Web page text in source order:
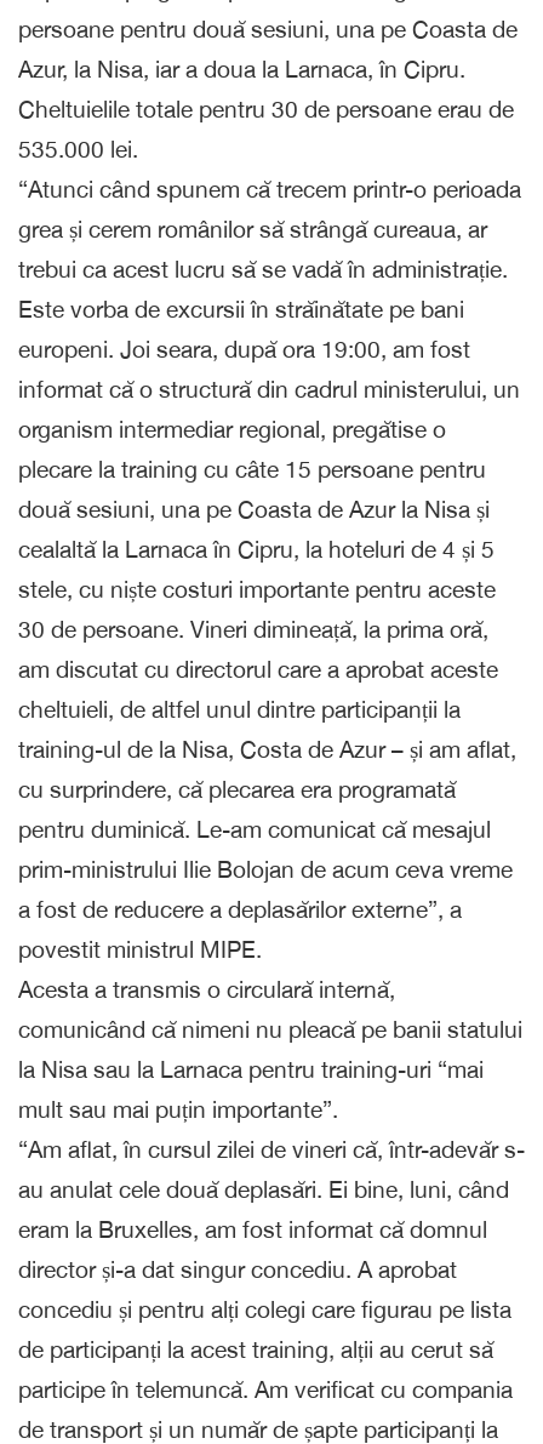
persoane pentru două sesiuni, una pe Coasta de
Azur, la Nisa, iar a doua la Larnaca, în Cipru.
Cheltuielile totale pentru 30 de persoane erau de
535.000 lei.
“Atunci când spunem că trecem printr-o perioada
grea și cerem românilor să strângă cureaua, ar
trebui ca acest lucru să se vadă în administrație.
Este vorba de excursii în străinătate pe bani
europeni. Joi seara, după ora 19:00, am fost
informat că o structură din cadrul ministerului, un
organism intermediar regional, pregătise o
plecare la training cu câte 15 persoane pentru
două sesiuni, una pe Coasta de Azur la Nisa și
cealaltă la Larnaca în Cipru, la hoteluri de 4 și 5
stele, cu niște costuri importante pentru aceste
30 de persoane. Vineri dimineață, la prima oră,
am discutat cu directorul care a aprobat aceste
cheltuieli, de altfel unul dintre participanții la
training-ul de la Nisa, Costa de Azur – și am aflat,
cu surprindere, că plecarea era programată
pentru duminică. Le-am comunicat că mesajul
prim-ministrului Ilie Bolojan de acum ceva vreme
a fost de reducere a deplasărilor externe”, a
povestit ministrul MIPE.
Acesta a transmis o circulară internă,
comunicând că nimeni nu pleacă pe banii statului
la Nisa sau la Larnaca pentru training-uri “mai
mult sau mai puțin importante”.
“Am aflat, în cursul zilei de vineri că, într-adevăr s-
au anulat cele două deplasări. Ei bine, luni, când
eram la Bruxelles, am fost informat că domnul
director și-a dat singur concediu. A aprobat
concediu și pentru alți colegi care figurau pe lista
de participanți la acest training, alții au cerut să
participe în telemuncă. Am verificat cu compania
de transport și un număr de șapte participanți la